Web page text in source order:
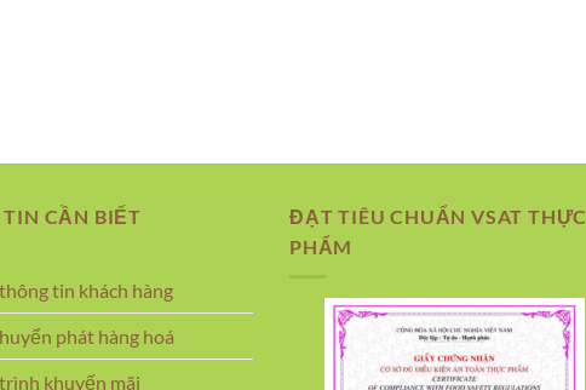
CẦN BIẾT
tin khách hàng
phát hàng hoá
khuyến mãi
ĐẠT TIÊU CHUẨN VSAT THỰC
PHẨM